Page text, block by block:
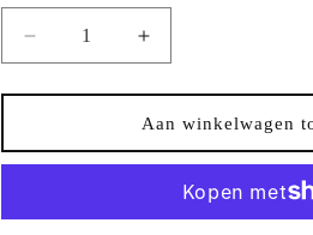
Aantal
verlagen
voor
Potter
Gryffindor
Waxinelichthouder-
Nemesis
Aantal
verhogen
voor
Harry
Potter
Gryffindor
Nemesis
Aan winkelwagen